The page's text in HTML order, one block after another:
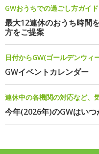
GWおうちでの過ごし方ガイド
最大12連休のおうち時間
方をご提案
日付からGW(ゴールデンウィ
GWイベントカレンダー
連休中の各機関の対応など、
今年(2026年)のGWはいつ